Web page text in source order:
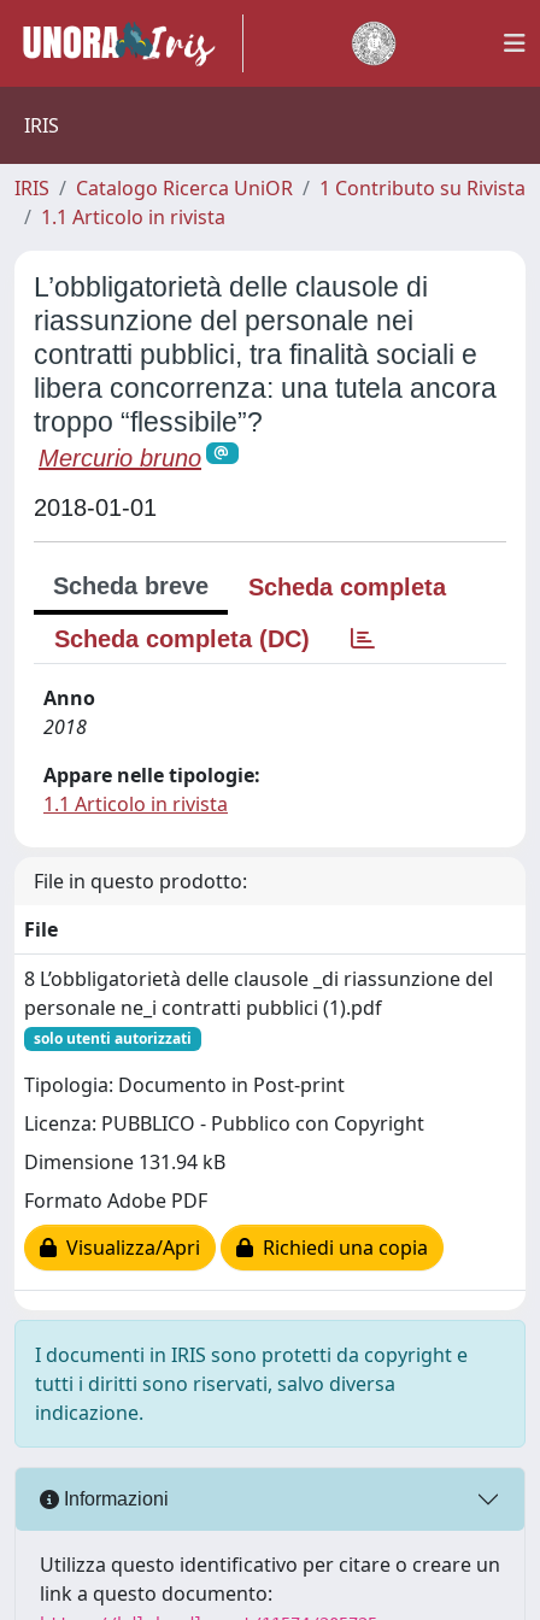
IRIS
IRIS Catalogo Ricerca UniOR
1 Contributo su Rivista
1.1 Articolo in rivista
L’obbligatorietà delle clausole di
riassunzione del personale nei
contratti pubblici, tra finalità sociali e
libera concorrenza: una tutela ancora
troppo “flessibile”?
Mercurio bruno
2018-01-01
Scheda breve
Scheda completa
Scheda completa (DC)
Anno
2018
Appare nelle tipologie:
1.1 Articolo in rivista
File in questo prodotto:
File
8 L’obbligatorietà delle clausole _di riassunzione del
personale ne_i contratti pubblici (1).pdf
solo utenti autorizzati
Tipologia: Documento in Post-print
Licenza: PUBBLICO - Pubblico con Copyright
Dimensione 131.94 kB
Formato Adobe PDF
Visualizza/Apri
Richiedi una copia
I documenti in IRIS sono protetti da copyright e
tutti i diritti sono riservati, salvo diversa
indicazione.
Informazioni
Utilizza questo identificativo per citare o creare un
link a questo documento: